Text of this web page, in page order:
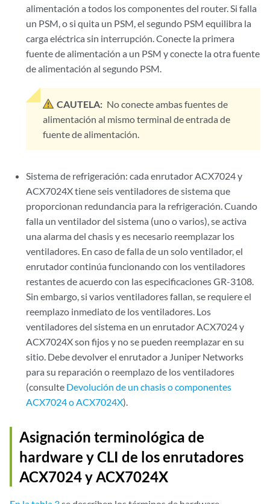
alimentación a todos los componentes del router. Si falla
un PSM, o si quita un PSM, el segundo PSM equilibra la
carga eléctrica sin interrupción. Conecte la primera
fuente de alimentación a un PSM y conecte la otra fuente
de alimentación al segundo PSM.
CAUTELA: No conecte ambas fuentes de
alimentación al mismo terminal de entrada de
fuente de alimentación.
Sistema de refrigeración: cada enrutador ACX7024y
ACX7024Xtiene seis ventiladores de sistema que
proporcionan redundancia para la refrigeración. Cuando
falla un ventilador del sistema (uno o varios), se activa
una alarma del chasis y es necesario reemplazar los
ventiladores. En caso de falla de un solo ventilador, el
enrutador continúa funcionando con los ventiladores
restantes de acuerdo con las especificaciones GR-3108.
Sin embargo, si varios ventiladores fallan, se requiere el
reemplazo inmediato de los ventiladores. Los
ventiladores del sistema en un enrutadorACX7024 y
ACX7024Xson fijos y no se pueden reemplazar en su
sitio. Debe devolver el enrutador a Juniper Networks
para su reparación o reemplazo de los ventiladores
(consulte Devolución de un chasis o componentes
ACX7024 o ACX7024X).
Asignación terminológica de
hardware y CLI de los enrutadores
ACX7024 y ACX7024X